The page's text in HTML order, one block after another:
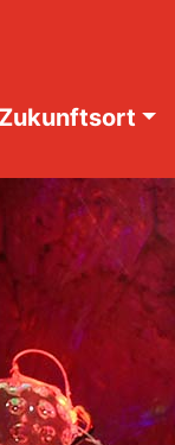
Zukunftsort